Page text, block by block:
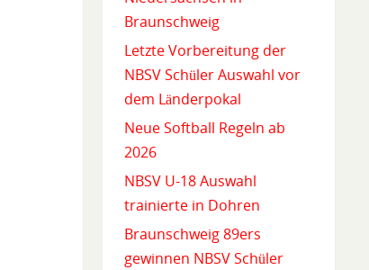
Braunschweig
Letzte Vorbereitung der
NBSV Schüler Auswahl vor
dem Länderpokal
Neue Softball Regeln ab
2026
NBSV U-18 Auswahl
trainierte in Dohren
Braunschweig 89ers
gewinnen NBSV Schüler